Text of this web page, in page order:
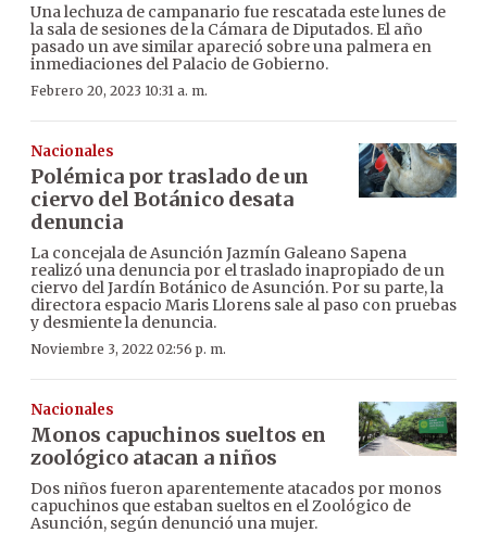
Una lechuza de campanario fue rescatada este lunes de
la sala de sesiones de la Cámara de Diputados. El año
pasado un ave similar apareció sobre una palmera en
inmediaciones del Palacio de Gobierno.
Febrero 20, 2023 10:31 a. m.
Nacionales
Polémica por traslado de un
ciervo del Botánico desata
denuncia
La concejala de Asunción Jazmín Galeano Sapena
realizó una denuncia por el traslado inapropiado de un
ciervo del Jardín Botánico de Asunción. Por su parte, la
directora espacio Maris Llorens sale al paso con pruebas
y desmiente la denuncia.
Noviembre 3, 2022 02:56 p. m.
Nacionales
Monos capuchinos sueltos en
zoológico atacan a niños
Dos niños fueron aparentemente atacados por monos
capuchinos que estaban sueltos en el Zoológico de
Asunción, según denunció una mujer.